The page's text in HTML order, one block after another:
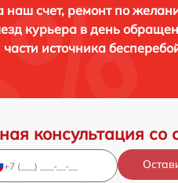
наш счет, ремонт по
курьера в день
источника
консультация со